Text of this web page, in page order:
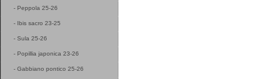
- Peppola 25-26
- Ibis sacro 23-25
- Sula 25-26
- Popillia japonica 23-26
- Gabbiano pontico 25-26